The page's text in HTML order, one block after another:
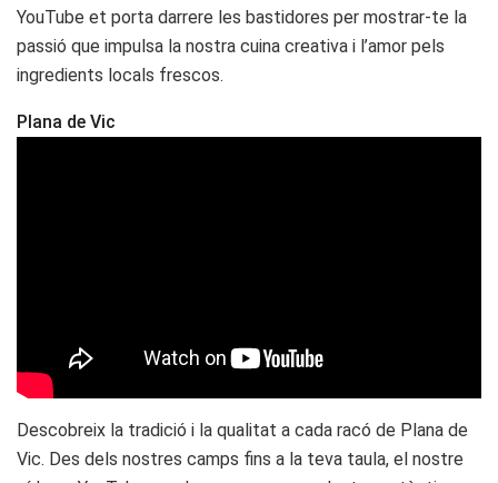
YouTube et porta darrere les bastidores per mostrar-te la
passió que impulsa la nostra cuina creativa i l’amor pels
ingredients locals frescos.
Plana de Vic
Descobreix la tradició i la qualitat a cada racó de Plana de
Vic. Des dels nostres camps fins a la teva taula, el nostre